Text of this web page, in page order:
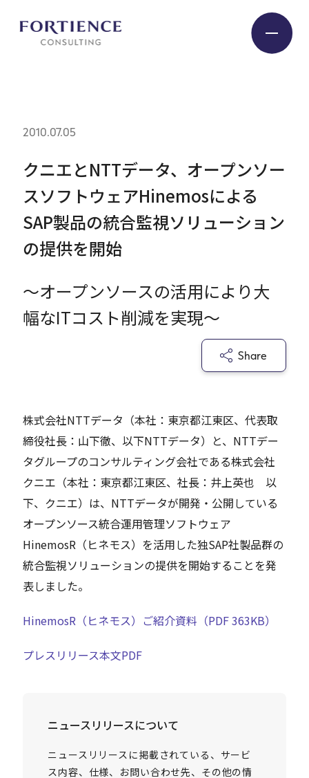
Service
Insight
Expert
Company
EN
JP
サイト内検索
Contact
クニエとNTTデータ、オープンソー
スソフトウェアHinemosによる
SAP製品の統合監視ソリューション
の提供を開始
～オープンソースの活用により大
幅なITコスト削減を実現～
2010.07.05
Share
株式会社NTTデータ（本社：東京都江東区、代表取
締役社長：山下徹、以下NTTデータ）と、NTTデー
タグループのコンサルティング会社である株式会社
クニエ（本社：東京都江東区、社長：井上英也 以
下、クニエ）は、NTTデータが開発・公開している
オープンソース統合運用管理ソフトウェア
HinemosR（ヒネモス）を活用した独SAP社製品群の
統合監視ソリューションの提供を開始することを発
表しました。
HinemosR（ヒネモス）ご紹介資料（PDF 363KB）
プレスリリース本文PDF
ニュースリリースについて
ニュースリリースに掲載されている、サービ
ス内容、仕様、お問い合わせ先、その他の情